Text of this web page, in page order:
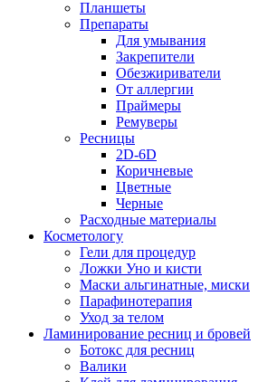
Планшеты
Препараты
Для умывания
Закрепители
Обезжириватели
От аллергии
Праймеры
Ремуверы
Ресницы
2D-6D
Коричневые
Цветные
Черные
Расходные материалы
Косметологу
Гели для процедур
Ложки Уно и кисти
Маски альгинатные, миски
Парафинотерапия
Уход за телом
Ламинирование ресниц и бровей
Ботокс для ресниц
Валики